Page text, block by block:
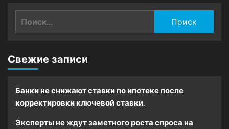
Свежие записи
Банки не снижают ставки по ипотеке после
корректировки ключевой ставки.
Эксперты не ждут заметного роста спроса на